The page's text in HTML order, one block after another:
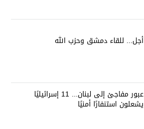
أجل... للقاء دمشق وحزب الله
عبور مفاجئ إلى لبنان... 11 إسرائيليًا
يشعلون استنفارًا أمنيًا